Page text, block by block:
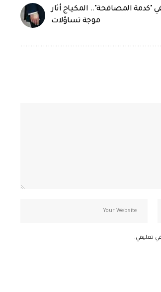
"كدمة المصافحة".. المكياج أثار
موجة تساؤلات
تعليقي.